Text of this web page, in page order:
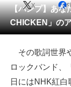
会員記事
メディア
注目記事を集め
ITの今と未来を
【バンプ】あな
CHICKEN」の
X
その歌詞世界
ロックバンド、
日にはNHK紅